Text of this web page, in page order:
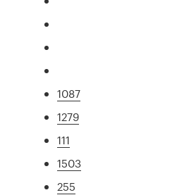
1087
1279
111
1503
255